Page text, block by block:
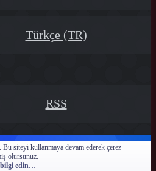
Türkçe (TR)
RSS
Bu siteyi kullanmaya devam ederek çerez
olursunuz.
bilgi edin…